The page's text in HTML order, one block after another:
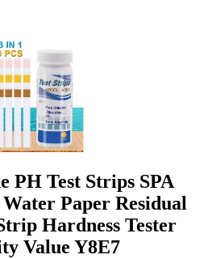
PH Test Strips SPA
Paper Residual
Hardness Tester
Value Y8E7